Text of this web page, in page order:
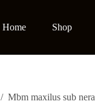
Home Shop
/ Mbm maxilus sub nera